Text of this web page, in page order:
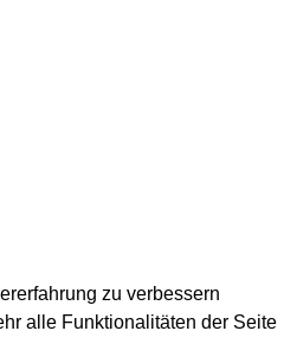
zu verbessern
alle Funktionalitäten der Seite